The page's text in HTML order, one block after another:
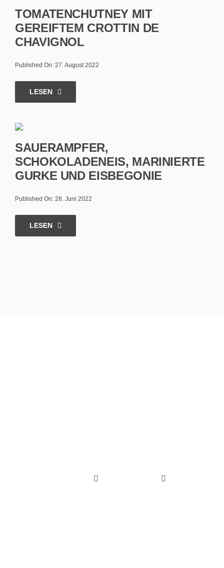
TOMATENCHUTNEY MIT
GEREIFTEM CROTTIN DE
CHAVIGNOL
Published On: 27. August 2022
LESEN
SAUERAMPFER,
SCHOKOLADENEIS, MARINIERTE
GURKE UND EISBEGONIE
Published On: 28. Juni 2022
LESEN
Toggle
Toggle